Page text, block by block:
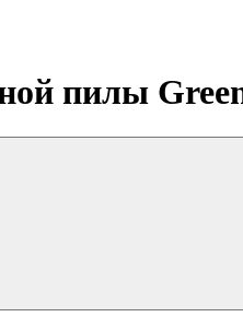
пилы